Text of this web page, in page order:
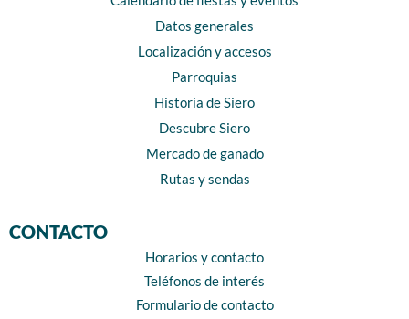
Datos generales
Localización y accesos
Parroquias
Historia de Siero
Descubre Siero
Mercado de ganado
Rutas y sendas
CONTACTO
Horarios y contacto
Teléfonos de interés
Formulario de contacto